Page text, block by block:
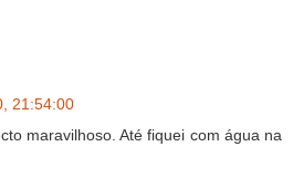
21:54:00
maravilhoso. Até fiquei com água na